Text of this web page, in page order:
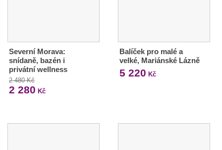
Severní Morava:
snídaně, bazén i
privátní wellness
2 480 Kč
2 280 Kč
Balíček pro malé a
velké, Mariánské Lázně
5 220 Kč